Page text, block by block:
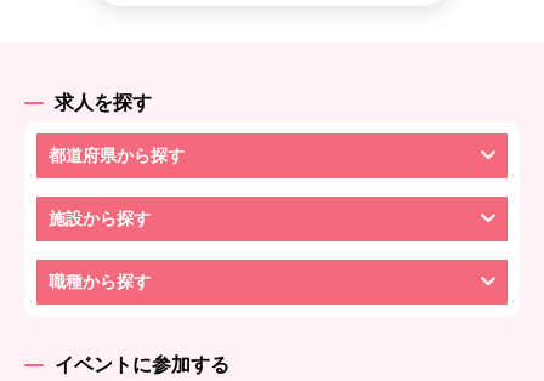
求人を探す
都道府県から探す
施設から探す
職種から探す
イベントに参加する